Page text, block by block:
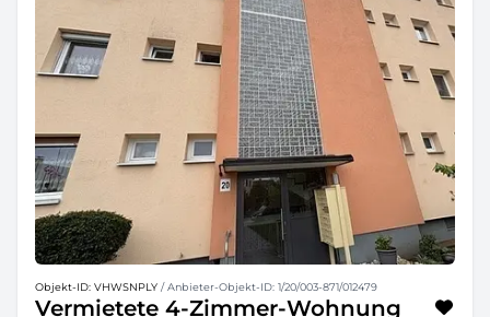
Objekt-ID: VHWSNPLY / Anbieter-Objekt-ID: 1/20/003-871/012479
Vermietete 4-Zimmer-Wohnung